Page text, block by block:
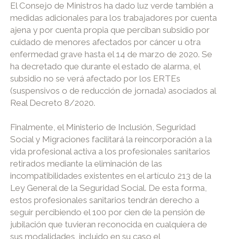
El Consejo de Ministros ha dado luz verde también a
medidas adicionales para los trabajadores por cuenta
ajena y por cuenta propia que perciban subsidio por
cuidado de menores afectados por cáncer u otra
enfermedad grave hasta el 14 de marzo de 2020. Se
ha decretado que durante el estado de alarma, el
subsidio no se verá afectado por los ERTEs
(suspensivos o de reducción de jornada) asociados al
Real Decreto 8/2020.
Finalmente, el Ministerio de Inclusión, Seguridad
Social y Migraciones facilitará la reincorporación a la
vida profesional activa a los profesionales sanitarios
retirados mediante la eliminación de las
incompatibilidades existentes en el artículo 213 de la
Ley General de la Seguridad Social. De esta forma,
estos profesionales sanitarios tendrán derecho a
seguir percibiendo el 100 por cien de la pensión de
jubilación que tuvieran reconocida en cualquiera de
sus modalidades, incluido en su caso el